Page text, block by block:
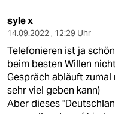
syle x
14.09.2022 , 12:29 Uhr
Telefonieren ist ja
beim besten Willen
Gespräch abläuft
sehr viel geben kann)
Aber dieses